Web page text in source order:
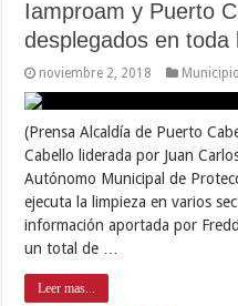
Iamproam y Puerto
desplegados en toda
noviembre 2, 2018
(Prensa Alcaldía de Puerto
Cabello liderada por Juan
Autónomo Municipal de
ejecuta la limpieza en varios
información aportada por
un total de …
Leer mas...